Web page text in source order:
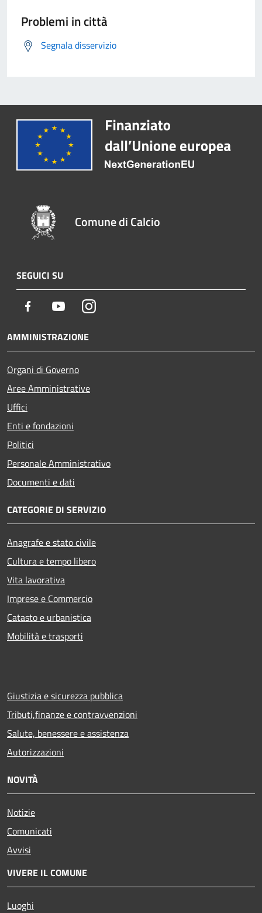
Problemi in città
Segnala disservizio
Comune di Calcio
SEGUICI SU
Facebook YoutubeInstagram
AMMINISTRAZIONE
Organi di Governo
Aree Amministrative
Uffici
Enti e fondazioni
Politici
Personale Amministrativo
Documenti e dati
CATEGORIE DI SERVIZIO
Anagrafe e stato civile
Cultura e tempo libero
Vita lavorativa
Imprese e Commercio
Catasto e urbanistica
Mobilità e trasporti
Giustizia e sicurezza pubblica
Tributi,finanze e contravvenzioni
Salute, benessere e assistenza
Autorizzazioni
NOVITÀ
Notizie
Comunicati
Avvisi
VIVERE IL COMUNE
Luoghi